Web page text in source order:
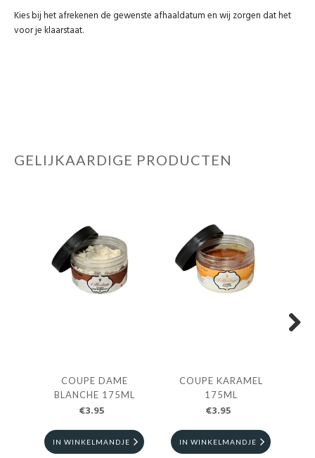
Kies bij het afrekenen de gewenste afhaaldatum en wij zorgen dat het
voor je klaarstaat.
GELIJKAARDIGE PRODUCTEN
COUPE DAME
BLANCHE 175ML
€3.95
IN WINKELMANDJE
COUPE KARAMEL
175ML
€3.95
IN WINKELMANDJE